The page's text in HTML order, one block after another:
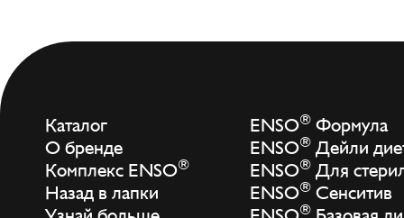
Каталог
О бренде
Комплекс ENSO®
Назад в лапки
ENSO®Формула
ENSO®Дейли
ENSO®Для
ENSO®Сенситив
®